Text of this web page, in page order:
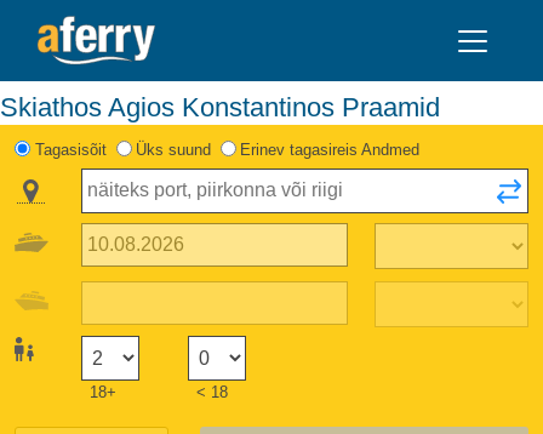
Skiathos Agios Konstantinos Praamid
Tagasisõit Üks suund Erinev tagasireis Andmed
18+ < 18